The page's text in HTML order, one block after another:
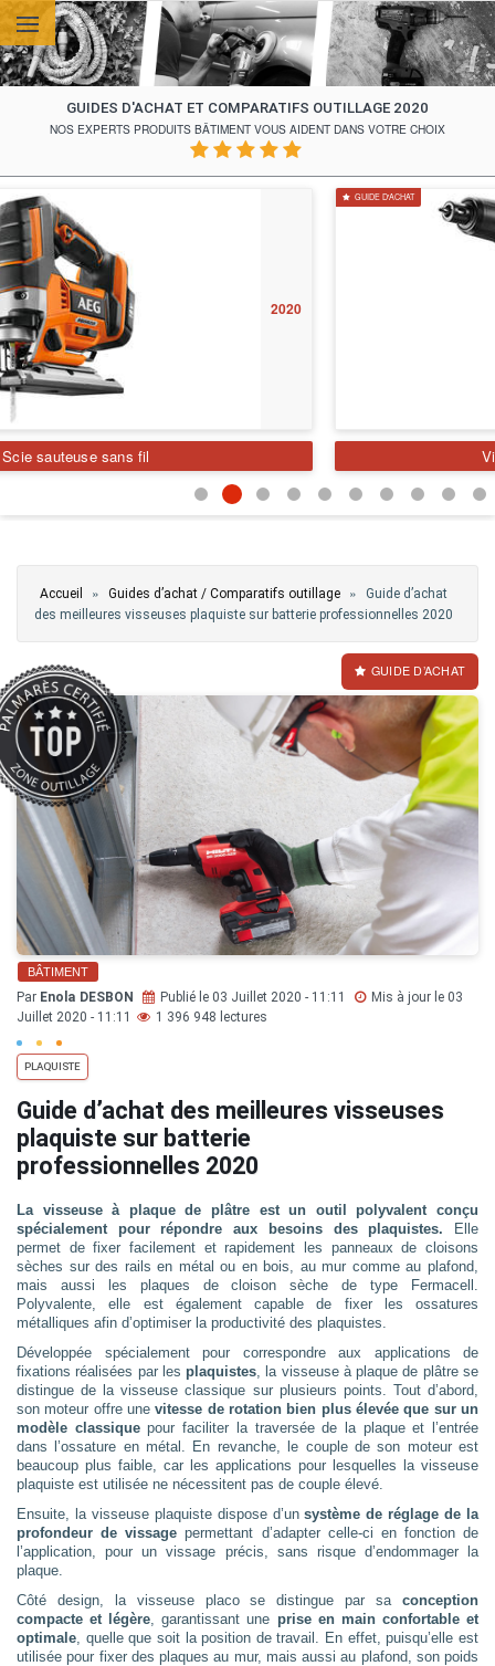
Aller au contenu principal
GUIDES D'ACHAT ET COMPARATIFS OUTILLAGE 2020
NOS EXPERTS PRODUITS BÂTIMENT VOUS AIDENT DANS VOTRE CHOIX
Vous êtes ici
Accueil » Guides d’achat / Comparatifs outillage »
Guide d’achat
des meilleures visseuses plaquiste sur batterie professionnelles 2020
GUIDE D’ACHAT
BÂTIMENT
Par Enola DESBON Publié le 03 Juillet 2020 - 11:11
Mis à jour le 03
Juillet 2020 - 11:11
1 396 948 lectures
PLAQUISTE
Guide d’achat des meilleures visseuses
plaquiste sur batterie
professionnelles 2020
La visseuse à plaque de plâtre est un outil polyvalent conçu
spécialement pour répondre aux besoins des plaquistes. Elle
permet de fixer facilement et rapidement les panneaux de cloisons
sèches sur des rails en métal ou en bois, au mur comme au plafond,
mais aussi les plaques de cloison sèche de type Fermacell.
Polyvalente, elle est également capable de fixer les ossatures
métalliques afin d’optimiser la productivité des plaquistes.
Développée spécialement pour correspondre aux applications de
fixations réalisées par lesplaquistes , la visseuse à plaque de plâtre se
distingue de la visseuse classique sur plusieurs points. Tout d’abord,
son moteur offre unevitesse de rotation bien plus élevée que sur un
modèle classiquepour faciliter la traversée de la plaque et l’entrée
dans l’ossature en métal. En revanche, le couple de son moteur est
beaucoup plus faible, car les applications pour lesquelles la visseuse
plaquiste est utilisée ne nécessitent pas de couple élevé.
Ensuite, la visseuse plaquiste dispose d’unsystème de réglage de la
profondeur de vissage permettant d’adapter celle-ci en fonction de
l’application, pour un vissage précis, sans risque d’endommager la
plaque.
Côté design, la visseuse placo se distingue par sa conception
compacte et légère , garantissant une prise en main confortable et
optimale , quelle que soit la position de travail. En effet, puisqu’elle est
utilisée pour fixer des plaques au mur, mais aussi au plafond, son poids